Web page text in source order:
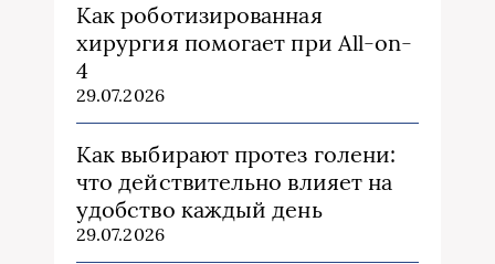
Как роботизированная
хирургия помогает при All-on-
4
29.07.2026
Как выбирают протез голени:
что действительно влияет на
удобство каждый день
29.07.2026